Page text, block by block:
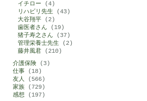
イチロー (4)
リハビリ先生 (43)
大谷翔平 (2)
歯医者さん (19)
猪子寿之さん (37)
管理栄養士先生 (2)
藤井風君 (210)
介護保険 (3)
仕事 (18)
友人 (566)
家族 (729)
感想 (197)